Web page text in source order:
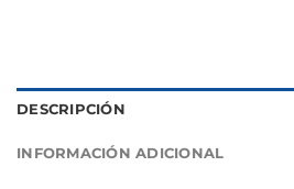
DESCRIPCIÓN
INFORMACIÓN ADICIONAL